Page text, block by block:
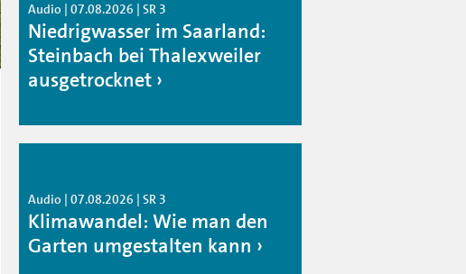
Audio | 07.08.2026 | SR 3
Niedrigwasser im Saarland:
Steinbach bei Thalexweiler
ausgetrocknet
Audio | 07.08.2026 | SR 3
Klimawandel: Wie man den
Garten umgestalten kann